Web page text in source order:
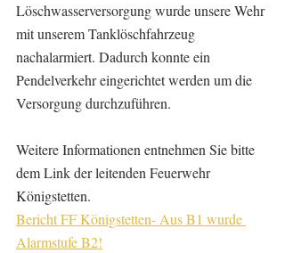
Löschwasserversorgung wurde unsere Wehr
mit unserem Tanklöschfahrzeug
nachalarmiert. Dadurch konnte ein
Pendelverkehr eingerichtet werden um die
Versorgung durchzuführen.
Weitere Informationen entnehmen Sie bitte
dem Link der leitenden Feuerwehr
Königstetten.
Bericht FF Königstetten- Aus B1 wurde
Alarmstufe B2!